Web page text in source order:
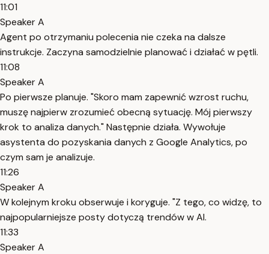
11:01
Speaker A
Agent po otrzymaniu polecenia nie czeka na dalsze
instrukcje. Zaczyna samodzielnie planować i działać w pętli.
11:08
Speaker A
Po pierwsze planuje. "Skoro mam zapewnić wzrost ruchu,
muszę najpierw zrozumieć obecną sytuację. Mój pierwszy
krok to analiza danych." Następnie działa. Wywołuje
asystenta do pozyskania danych z Google Analytics, po
czym sam je analizuje.
11:26
Speaker A
W kolejnym kroku obserwuje i koryguje. "Z tego, co widzę, to
najpopularniejsze posty dotyczą trendów w AI.
11:33
Speaker A